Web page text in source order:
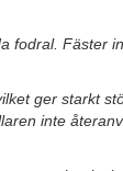
fodral. Fäster
ger starkt
inte